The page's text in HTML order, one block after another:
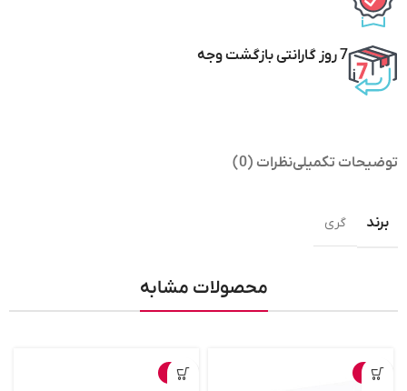
7 روز گارانتی بازگشت وجه
توضیحات تکمیلینظرات (0)
برند گری
محصولات مشابه
-3%
-5%